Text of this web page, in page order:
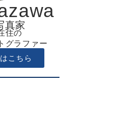
真家
住の
グラファー
こちら